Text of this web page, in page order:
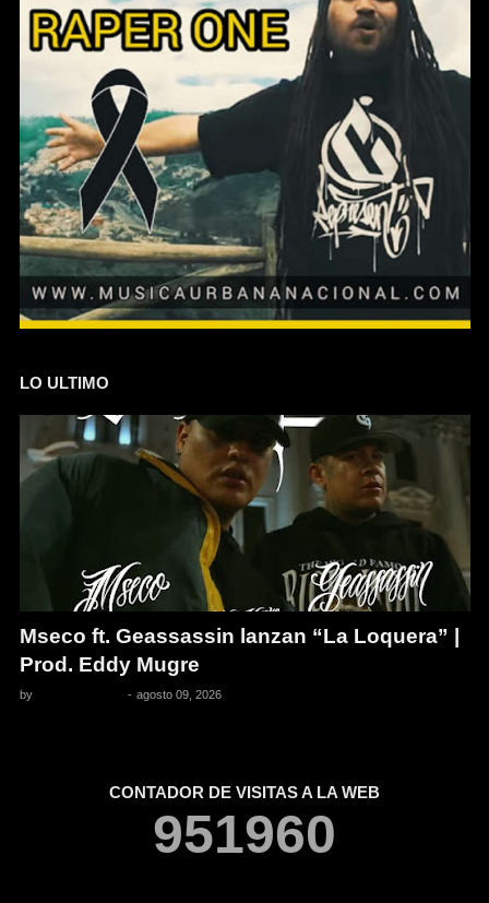
LO ULTIMO
Mseco ft. Geassassin lanzan “La Loquera” |
Prod. Eddy Mugre
by - agosto 09, 2026
CONTADOR DE VISITAS A LA WEB
951960